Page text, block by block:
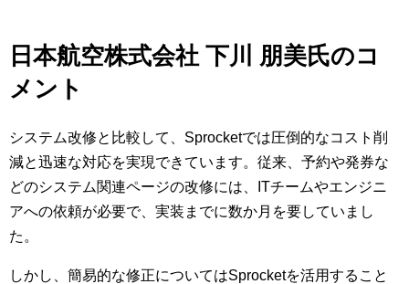
日本航空株式会社 下川 朋美氏のコ
メント
システム改修と比較して、Sprocketでは圧倒的なコスト削
減と迅速な対応を実現できています。従来、予約や発券な
どのシステム関連ページの改修には、ITチームやエンジニ
アへの依頼が必要で、実装までに数か月を要していまし
た。
しかし、簡易的な修正についてはSprocketを活用すること